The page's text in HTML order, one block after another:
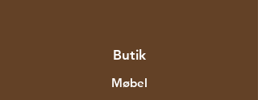
Butik
Møbel